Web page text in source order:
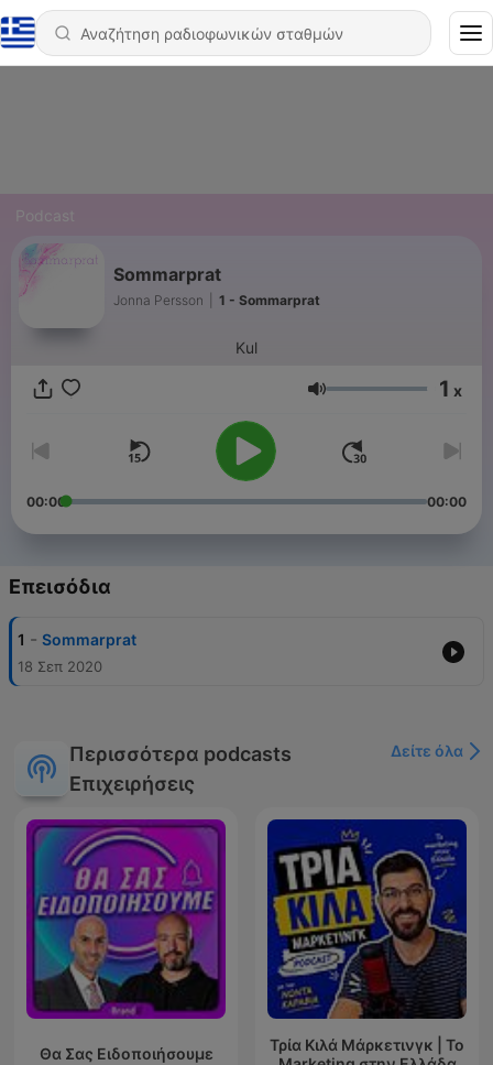
Podcast
Sommarprat
Jonna Persson 1 - Sommarprat
Kul
Ένταση 1 x
00:00 00:00
Επεισόδια
1 - Sommarprat
18 Σεπ 2020
Περισσότερα podcasts
Επιχειρήσεις
Δείτε όλα
Θα Σας Ειδοποιήσουμε
Τρία Κιλά Μάρκετινγκ | Το